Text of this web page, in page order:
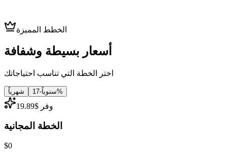
الخطط المميزة
أسعار بسيطة وشفافة
اختر الخطة التي تناسب احتياجاتك
شهرياً سنوياً-
17 %
وفر $19.89
الخطة المجانية
$0